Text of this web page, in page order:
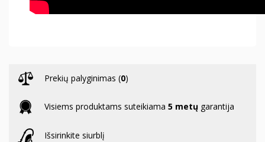
Prekių palyginimas (0)
Visiems produktams suteikiama 5 metų garantija
Išsirinkite siurblį